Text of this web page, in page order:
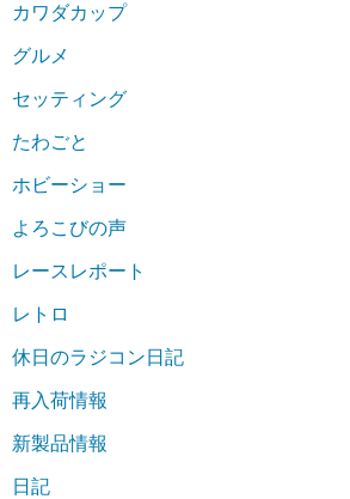
カワダカップ
グルメ
セッティング
たわごと
ホビーショー
よろこびの声
レースレポート
レトロ
休日のラジコン日記
再入荷情報
新製品情報
日記